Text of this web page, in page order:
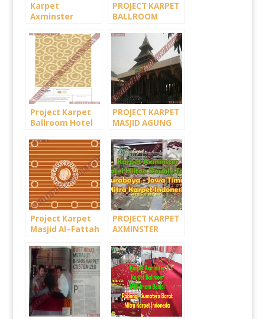
Karpet
Axminster
Karpet Ballroom
Gedung Patra
Jasa Jakarta
PROJECT KARPET
BALLROOM
PLAZA BAPINDO:
PROSES
PEMBUATAN
KARPET
Project Karpet
Ballroom Hotel
Garut Jawa
Barat
PROJECT KARPET
MASJID AGUNG
JAWA BARAT
Project Karpet
Masjid Al–Fattah
Jawa Barat
PROJECT KARPET
AXMINSTER
DOUBLETREE
HILTON
SURABAYA –
KARPET KAMAR
HOTEL CUSTOM